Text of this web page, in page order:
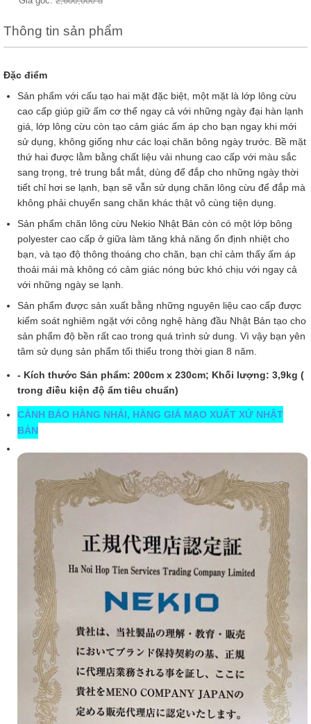
Thông tin sản phẩm
Đặc điểm
Sản phẩm với cấu tạo hai mặt đặc biệt, một mặt là lớp lông cừu
cao cấp giúp giữ ấm cơ thể ngay cả với những ngày đại hàn lạnh
giá, lớp lông cừu còn tạo cảm giác ấm áp cho bạn ngay khi mới
sử dụng, không giống như các loại chăn bông ngày trước. Bề mặt
thứ hai được lằm bằng chất liệu vải nhung cao cấp với màu sắc
sang trọng, trẻ trung bắt mắt, dùng để đắp cho những ngày thời
tiết chỉ hơi se lạnh, bạn sẽ vẫn sử dụng chăn lông cừu để đắp mà
không phải chuyển sang chăn khác thật vô cùng tiện dụng.
Sản phẩm chăn lông cừu Nekio Nhật Bản còn có một lớp bông
polyester cao cấp ở giữa làm tăng khả năng ổn định nhiệt cho
bạn, và tạo độ thông thoáng cho chăn, bạn chỉ cảm thấy ấm áp
thoải mái mà không có cảm giác nóng bức khó chịu với ngay cả
với những ngày se lạnh.
Sản phẩm được sản xuất bằng những nguyên liệu cao cấp được
kiểm soát nghiêm ngặt với công nghệ hàng đầu Nhật Bản tạo cho
sản phẩm độ bền rất cao trong quá trình sử dung. Vì vậy bạn yên
tâm sử dụng sản phẩm tối thiểu trong thời gian 8 năm.
- Kích thước Sản phẩm: 200cm x 230cm; Khối lượng: 3,9kg (
trong điều kiện độ ẩm tiêu chuẩn)
CẢNH BÁO HÀNG NHÁI, HÀNG GIẢ MẠO XUẤT XỨ NHẬT
BẢN